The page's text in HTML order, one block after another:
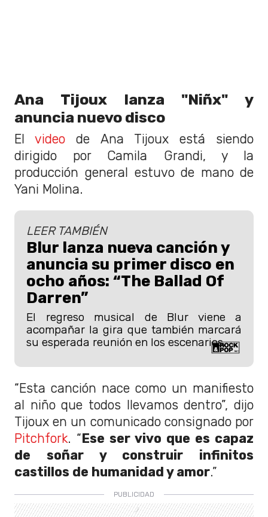
Ana Tijoux lanza "Niñx" y
anuncia nuevo disco
Elvideo de Ana Tijoux está siendo
dirigido por Camila Grandi, y la
producción general estuvo de mano de
Yani Molina.
LEER TAMBIÉN
Blur lanza nueva canción y
anuncia su primer disco en
ocho años: “The Ballad Of
Darren”
El regreso musical de Blur viene a
acompañar la gira que también marcará
su esperada reunión en los escenarios.
“Esta canción nace como un manifiesto
al niño que todos llevamos dentro”, dijo
Tijoux en un comunicado consignado por
Pitchfork. “Ese ser vivo que es capaz
de soñar y construir infinitos
castillos de humanidad y amor.”